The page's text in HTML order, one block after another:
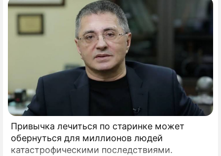
Привычка лечиться по старинке может
обернуться для миллионов людей
катастрофическими последствиями.